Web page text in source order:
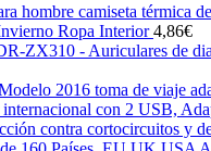
hombre camiseta térmica
Ropa Interior 4,86€
ZX310 - Auriculares de
2016 toma de viaje
con 2 USB,
contra cortocircuitos y